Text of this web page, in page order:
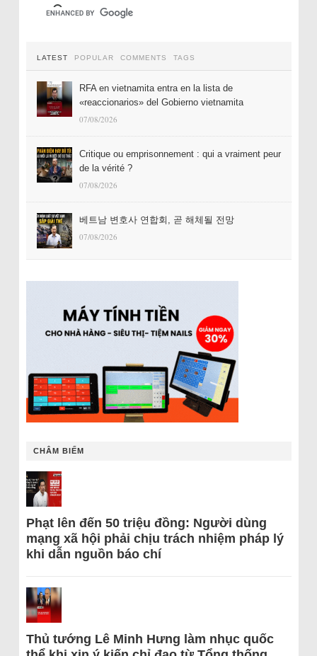
LATEST POPULAR COMMENTS TAGS
RFA en vietnamita entra en la lista de
«reaccionarios» del Gobierno vietnamita
07/08/2026
Critique ou emprisonnement : qui a vraiment peur
de la vérité ?
07/08/2026
베트남 변호사 연합회, 곧 해체될 전망
07/08/2026
CHÂM BIẾM
Phạt lên đến 50 triệu đồng: Người dùng
mạng xã hội phải chịu trách nhiệm pháp lý
khi dẫn nguồn báo chí
Thủ tướng Lê Minh Hưng làm nhục quốc